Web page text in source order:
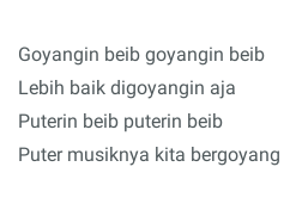
Goyangin beib goyangin beib
Lebih baik digoyangin aja
Puterin beib puterin beib
Puter musiknya kita bergoyang